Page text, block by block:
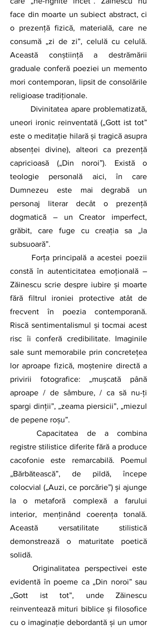
face din moarte un subiect abstract, ci
o prezență fizică, materială, care ne
consumă „zi de zi”, celulă cu celulă.
Această conștiință a destrămării
graduale conferă poeziei un memento
mori contemporan, lipsit de consolările
religioase tradiționale.
uneori ironic reinventată („Gott ist tot”
este o meditație hilară și tragică asupra
absenței divine), alteori ca prezență
capricioasă („Din noroi”). Există o
teologie personală aici, în care
Dumnezeu este mai degrabă un
personaj literar decât o prezență
dogmatică – un Creator imperfect,
grăbit, care fuge cu creația sa „la
subsuoară”.
constă în autenticitatea emoțională –
Zăinescu scrie despre iubire și moarte
fără filtrul ironiei protective atât de
frecvent în poezia contemporană.
Riscă sentimentalismul și tocmai acest
risc îi conferă credibilitate. Imaginile
sale sunt memorabile prin concretețea
lor aproape fizică, moștenire directă a
privirii fotografice: „mușcată până
aproape / de sâmbure, / ca să nu-ți
spargi dinții”, „zeama piersicii”, „miezul
de pepene roșu”.
	Capacitatea de a combina
registre stilistice diferite fără a produce
cacofonie este remarcabilă. Poemul
„Bărbătească”, de pildă, începe
colocvial („Auzi, ce porcărie”) și ajunge
la o metaforă complexă a farului
interior, menținând coerența tonală.
Această versatilitate stilistică
demonstrează o maturitate poetică
solidă.
	Originalitatea perspectivei este
evidentă în poeme ca „Din noroi” sau
„Gott ist tot”, unde Zăinescu
reinventează mituri biblice și filosofice
cu o imaginație debordantă și un umor